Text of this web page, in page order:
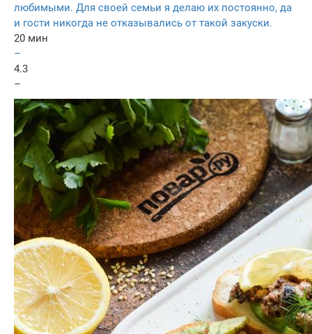
любимыми. Для своей семьи я делаю их постоянно, да
и гости никогда не отказывались от такой закуски.
20 мин
–
4.3
–